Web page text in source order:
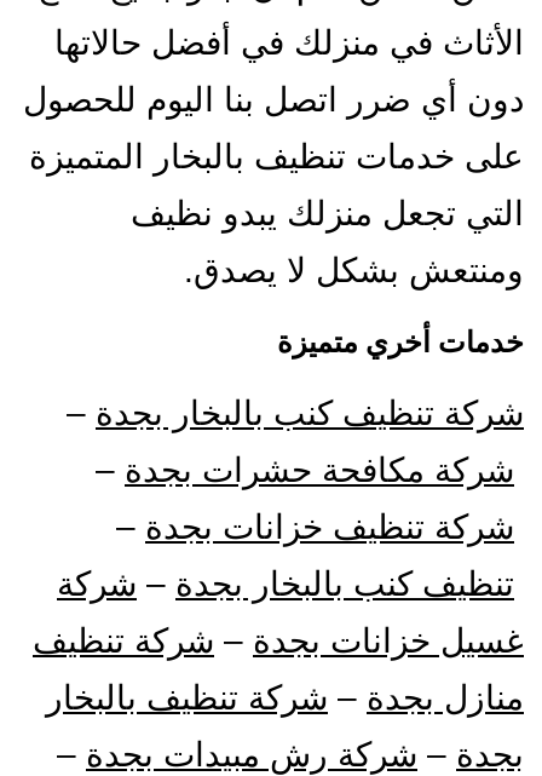
الأثاث في منزلك في أفضل حالاتها
دون أي ضرر اتصل بنا اليوم للحصول
على خدمات تنظيف بالبخار المتميزة
التي تجعل منزلك يبدو نظيف
ومنتعش بشكل لا يصدق.
خدمات أخري متميزة
شركة تنظيف كنب بالبخار بجدة –
شركة مكافحة حشرات بجدة –
شركة تنظيف خزانات بجدة –
تنظيف كنب بالبخار بجدة – شركة
غسيل خزانات بجدة – شركة تنظيف
منازل بجدة – شركة تنظيف بالبخار
بجدة – شركة رش مبيدات بجدة –